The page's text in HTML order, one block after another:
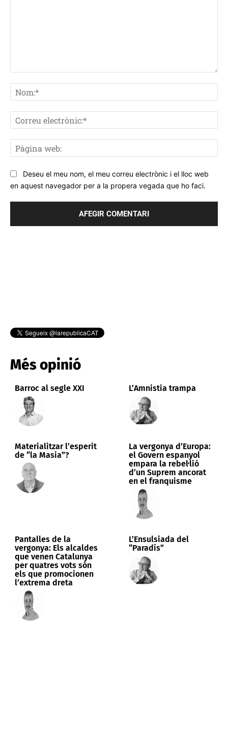
Deseu el meu nom, el meu correu electrònic i el lloc web
en aquest navegador per a la propera vegada que ho faci.
Més opinió
Barroc al segle XXI L’Amnistia trampa
Materialitzar l’esperit
de “la Masia”?
La vergonya d’Europa:
el Govern espanyol
empara la rebel·lió
d’un Suprem ancorat
en el franquisme
Pantalles de la
vergonya: Els alcaldes
que venen Catalunya
per quatres vots són
els que promocionen
l’extrema dreta
L’Ensulsiada del
“Paradís”